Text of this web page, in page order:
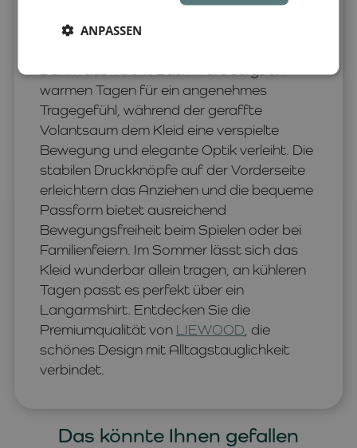
vereint angenehmen Tragekomfort mit
zeitlosem skandinavischem Design. Der
warmen Tagen für ein angenehmes
Tragegefühl, während der geraffte
Volantsaum dem Kleid eine verspielte
Bewegung und elegante Optik verleiht. Die
stabilen Druckknöpfe auf der Vorderseite
erleichtern das Anziehen und die bequeme
Passform bietet ausreichend
Bewegungsfreiheit beim Spielen oder bei
Familienfeiern. Im Sommer lässt sich das
Kleid wunderbar allein tragen, an kühleren
Tagen passt es perfekt über ein
Langarmshirt. Entdecken Sie die
Premiumqualität von LIEWOOD , die
schönes Design mit Alltagstauglichkeit
verbindet.
Das könnte Ihnen gefallen
ANPASSEN